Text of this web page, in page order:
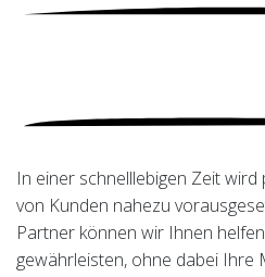
In einer schnelllebigen Zeit
von Kunden nahezu
Partner können wir Ihnen
gewährleisten, ohne dabei Ihre